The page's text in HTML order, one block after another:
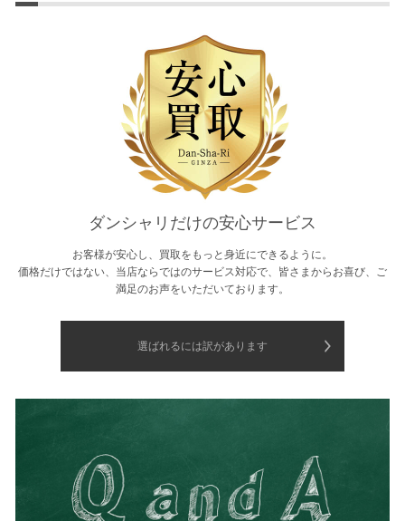
ダンシャリだけの安心サービス
お客様が安心し、買取をもっと身近にできるように。
価格だけではない、当店ならではのサービス対応で、皆さまからお喜び、ご
満足のお声をいただいております。
選ばれるには訳があります